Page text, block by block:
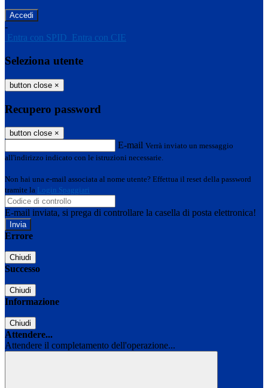
-
Entra con SPID Entra con CIE
Seleziona utente
button close ×
Recupero password
button close ×
E-mail Verrà inviato un messaggio
all'indirizzo indicato con le istruzioni necessarie.
Non hai una e-mail associata al nome utente? Effettua il reset della password
tramite la Login Spaggiari
E-mail inviata, si prega di controllare la casella di posta elettronica!
Errore
Chiudi
Successo
Chiudi
Informazione
Chiudi
Attendere...
Attendere il completamento dell'operazione...